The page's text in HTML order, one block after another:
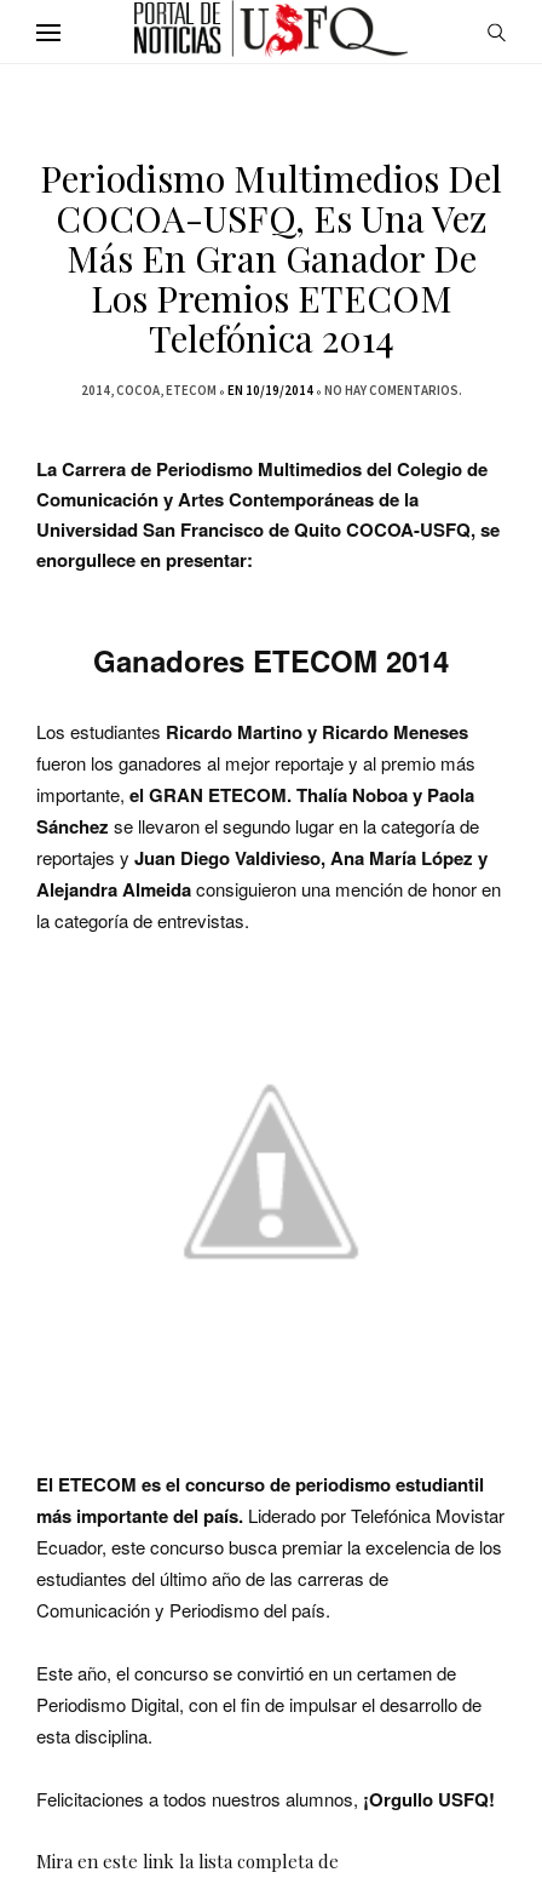
Periodismo Multimedios Del
COCOA-USFQ, Es Una Vez
Más En Gran Ganador De
Los Premios ETECOM
Telefónica 2014
2014 COCOA ETECOM EN 10/19/2014 NO HAY COMENTARIOS.
La Carrera de Periodismo Multimedios del Colegio de
Comunicación y Artes Contemporáneas de la
Universidad San Francisco de Quito COCOA-USFQ, se
enorgullece en presentar:
Ganadores ETECOM 2014
Los estudiantes Ricardo Martino y Ricardo Meneses
fueron los ganadores al mejor reportaje y al premio más
importante, el GRAN ETECOM. Thalía Noboa y Paola
Sánchez se llevaron el segundo lugar en la categoría de
reportajes y Juan Diego Valdivieso, Ana María López y
Alejandra Almeidaconsiguieron una mención de honor en
la categoría de entrevistas.
El ETECOM es el concurso de periodismo estudiantil
más importante del país. Liderado por Telefónica Movistar
Ecuador, este concurso busca premiar la excelencia de los
estudiantes del último año de las carreras de
Comunicación y Periodismo del país.
Este año, el concurso se convirtió en un certamen de
Periodismo Digital, con el fin de impulsar el desarrollo de
esta disciplina.
Felicitaciones a todos nuestros alumnos, ¡Orgullo USFQ!
Mira en este link la lista completa de